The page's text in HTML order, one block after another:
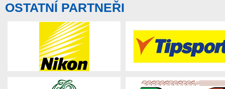
OSTATNÍ PARTNEŘI